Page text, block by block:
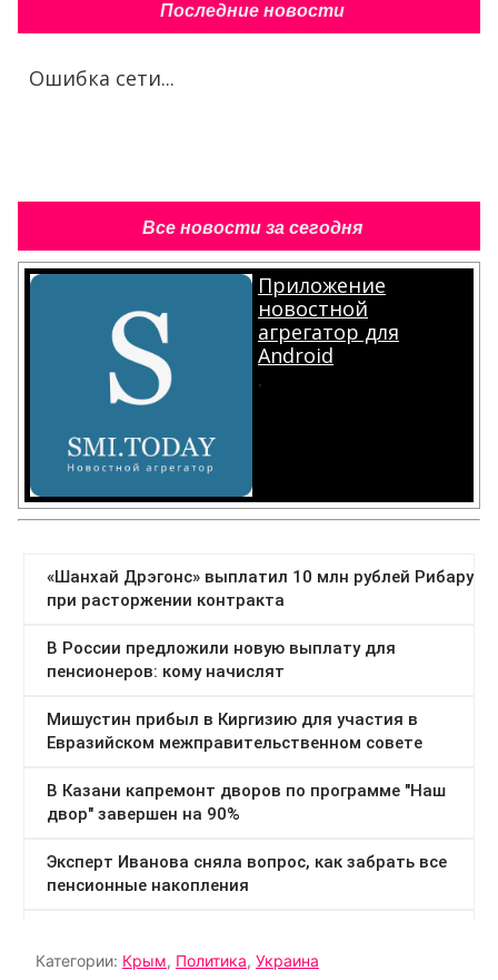
Последние новости
Ошибка сети...
Все новости за сегодня
Приложение
новостной
агрегатор для
Android
.
Категории: Крым, Политика, Украина